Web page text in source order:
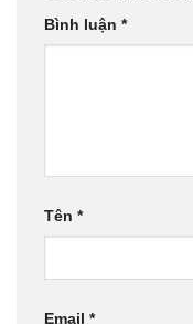
Bình luận *
Tên *
Email *